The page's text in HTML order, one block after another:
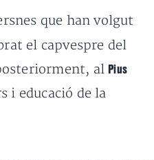
que han volgut
el capvespre del
alPius
i educació de la